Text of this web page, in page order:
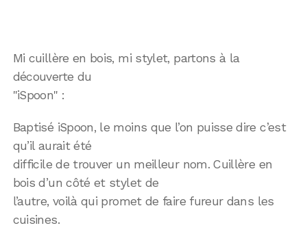
Mi cuillère en bois, mi stylet, partons à la
découverte du
"iSpoon" :
Baptisé iSpoon, le moins que l’on puisse dire c’est
qu’il aurait été
difficile de trouver un meilleur nom. Cuillère en
bois d’un côté et stylet de
l’autre, voilà qui promet de faire fureur dans les
cuisines.